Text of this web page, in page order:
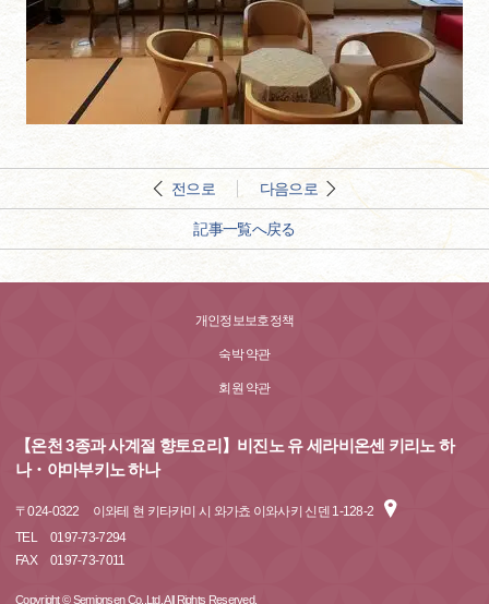
전으로 다음으로
記事一覧へ戻る
개인정보보호정책
숙박 약관
회원 약관
【온천 3종과 사계절 향토요리】비진노 유 세라비온센 키리노 하
나・야마부키노 하나
〒024-0322
이와테 현 키타카미 시 와가쵸 이와사키 신덴 1-128-2
TEL
0197-73-7294
FAX
0197-73-7011
Copyright © Semionsen Co.,Ltd. All Rights Reserved.